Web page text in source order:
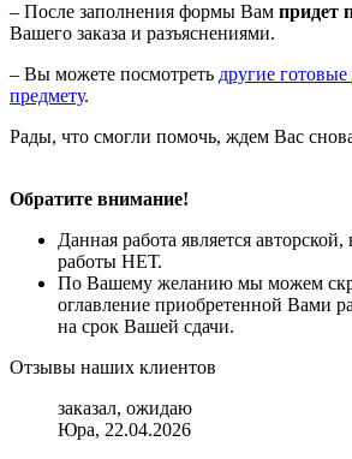
– После заполнения формы Вам придет
Вашего заказа и разъяснениями.
– Вы можете посмотреть другие
предмету.
Рады, что смогли помочь, ждем Вас
Обратите внимание!
Данная работа является
работы НЕТ.
По Вашему желанию мы можем
оглавление приобретенной Вами
на срок Вашей сдачи.
Отзывы наших клиентов
заказал, ожидаю
Юра, 22.04.2026